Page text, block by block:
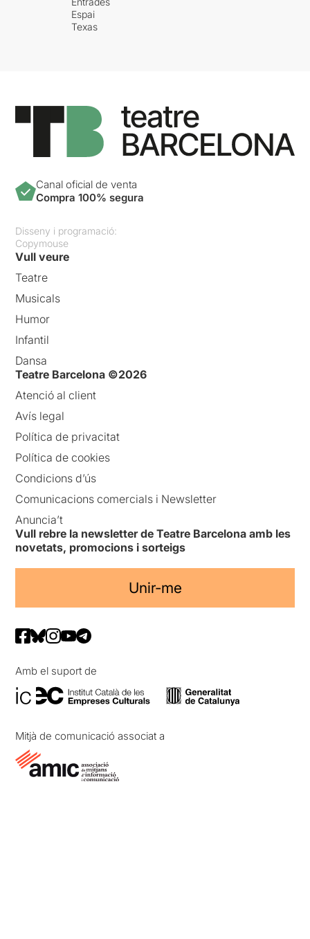
Espai
Texas
Canal oficial de venta
Compra 100% segura
Disseny i programació:
Copymouse
Vull veure
Teatre
Musicals
Humor
Infantil
Dansa
Teatre Barcelona ©2026
Atenció al client
Avís legal
Política de privacitat
Política de cookies
Condicions d’ús
Comunicacions comercials i Newsletter
Anuncia’t
Vull rebre la newsletter de Teatre Barcelona amb les
novetats, promocions i sorteigs
Unir-me
Amb el suport de
Mitjà de comunicació associat a